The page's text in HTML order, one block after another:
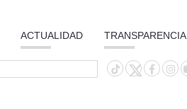
ACTUALIDAD TRANSPARENCIA